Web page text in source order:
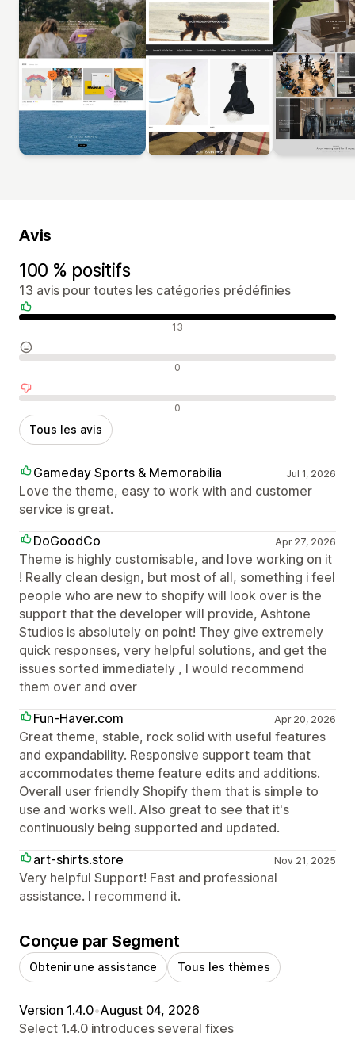
Avis
100 % positifs
13 avis pour toutes les catégories prédéfinies
Avis positifs 13
Avis neutres 0
Avis négatifs 0
Tous les avis
Gameday Sports & Memorabilia Jul 1, 2026
Love the theme, easy to work with and customer
service is great.
DoGoodCo
Apr 27, 2026
Theme is highly customisable, and love working on it
! Really clean design, but most of all, something i feel
people who are new to shopify will look over is the
support that the developer will provide, Ashtone
Studios is absolutely on point! They give extremely
quick responses, very helpful solutions, and get the
issues sorted immediately , I would recommend
them over and over
Fun-Haver.com
Apr 20, 2026
Great theme, stable, rock solid with useful features
and expandability. Responsive support team that
accommodates theme feature edits and additions.
Overall user friendly Shopify them that is simple to
use and works well. Also great to see that it's
continuously being supported and updated.
art-shirts.store
Nov 21, 2025
Very helpful Support! Fast and professional
assistance. I recommend it.
Conçue par Segment
Obtenir une assistance Tous les thèmes
Version 1.4.0•August 04, 2026
Select 1.4.0 introduces several fixes